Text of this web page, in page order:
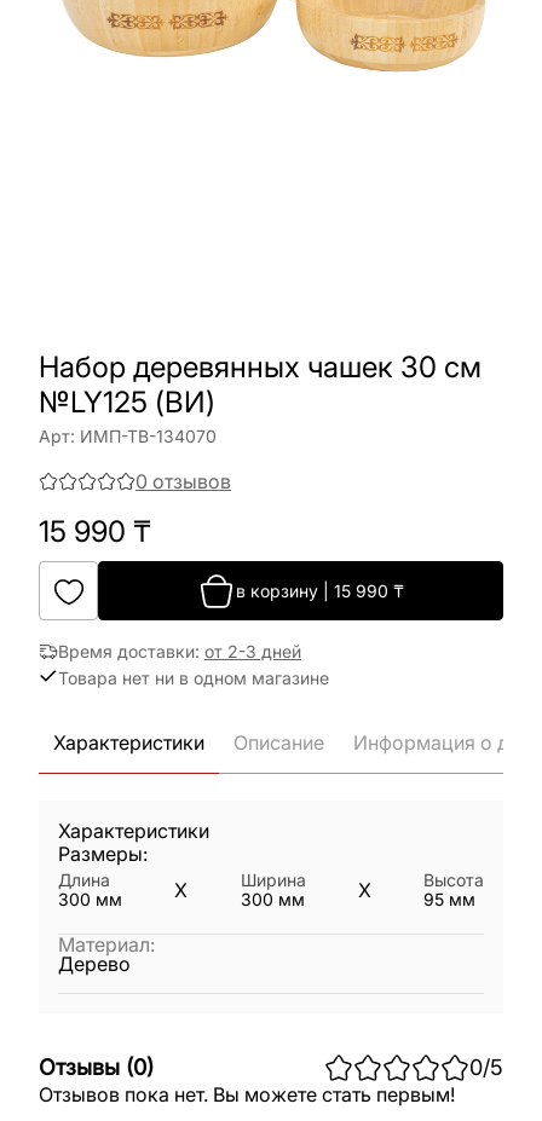
Набор деревянных чашек 30 см
№LY125 (ВИ)
Арт: ИМП-ТВ-134070
0 отзывов
15 990 ₸
в корзину 15 990 ₸
Время доставки: от 2-3 дней
Товара нет ни в одном магазине
Характеристики Описание Информация о
Характеристики
Размеры:
Длина
300 мм X
Ширина
300 мм X
Высота
95 мм
Материал:
Дерево
Отзывы (0) 0/5
Отзывов пока нет. Вы можете стать первым!